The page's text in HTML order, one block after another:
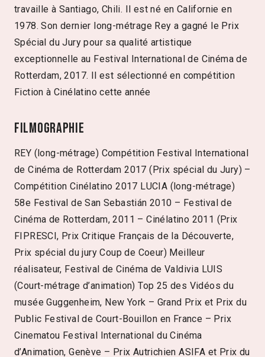
travaille à Santiago, Chili. Il est né en Californie en
1978. Son dernier long-métrage Rey a gagné le Prix
Spécial du Jury pour sa qualité artistique
exceptionnelle au Festival International de Cinéma de
Rotterdam, 2017. Il est sélectionné en compétition
Fiction à Cinélatino cette année
Filmographie
REY (long-métrage) Compétition Festival International
de Cinéma de Rotterdam 2017 (Prix spécial du Jury) –
Compétition Cinélatino 2017 LUCIA (long-métrage)
58e Festival de San Sebastián 2010 – Festival de
Cinéma de Rotterdam, 2011 – Cinélatino 2011 (Prix
FIPRESCI, Prix Critique Français de la Découverte,
Prix spécial du jury Coup de Coeur) Meilleur
réalisateur, Festival de Cinéma de Valdivia LUIS
(Court-métrage d’animation) Top 25 des Vidéos du
musée Guggenheim, New York – Grand Prix et Prix du
Public Festival de Court-Bouillon en France – Prix
Cinematou Festival International du Cinéma
d’Animation, Genève – Prix Autrichien ASIFA et Prix du